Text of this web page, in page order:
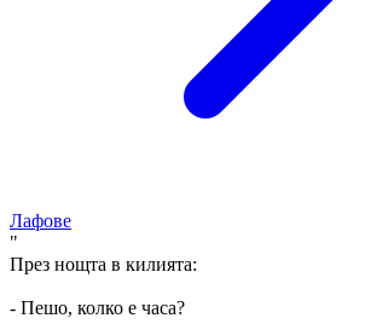
Лафове
"
През нощта в килията:
- Пешо, колко е часа?